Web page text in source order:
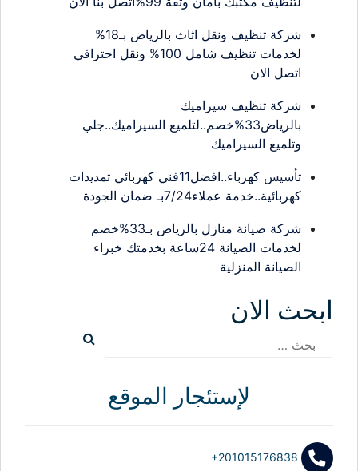
شركة تنظيف ونقل اثاث بالرياض بـ18%
لخدمات تنظيف شامل 100% ونقل احترافي
اتصل الان
شركة تنظيف سيراميك
بالرياض33%خصم..لتلميع السيراميك..جلي
وتلميع السيراميك
تأسيس كهرباء..افضل11فني كهربائي تمديدات
كهربائية..خدمة عملاء7/24بـ ضمان الجودة
شركة صيانة منازل بالرياض بـ33%خصم
لخدمات الصيانة 24ساعة بخدمتك خبراء
الصيانة المنزلية
ابحث الان
البحث
لإستئجار الموقع
+201015176838